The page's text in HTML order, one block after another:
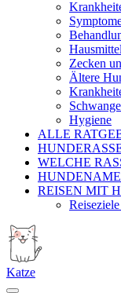
Hausmittel
Zecken
Ältere
Hygiene
ALLE
WELCHE
REISEN MIT
Katze